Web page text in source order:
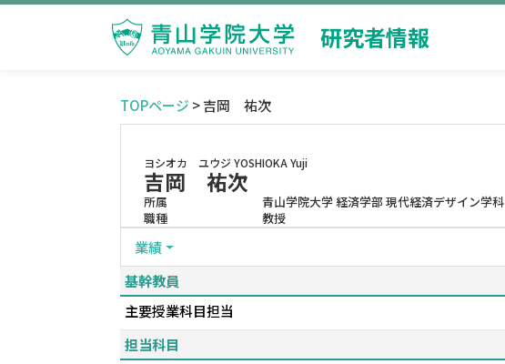
研究者情報
TOPページ > 吉岡 祐次
ヨシオカ ユウジ YOSHIOKA Yuji
吉岡 祐次
所属
青山学院大学 経済学部 現代経済デザイン学科
職種
教授
業績
基幹教員
主要授業科目担当
担当科目